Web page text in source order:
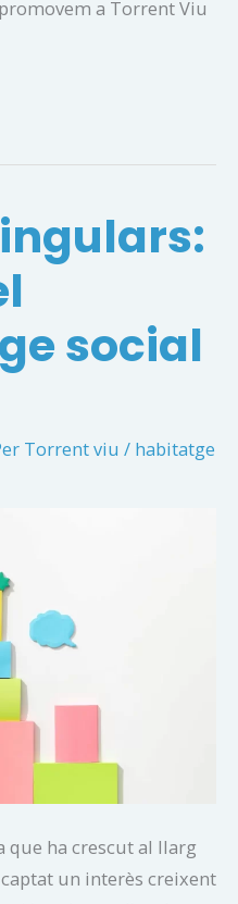
a Torrent Viu
social
Torrent viu / habitatge
que ha crescut al llarg
un interès creixent